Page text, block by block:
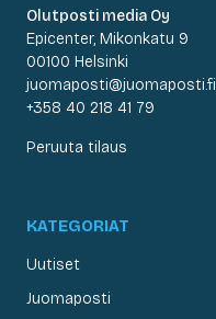
Olutposti media Oy
Epicenter, Mikonkatu 9
00100 Helsinki
juomaposti@juomaposti.fi
+358 40 218 41 79
Peruuta tilaus
KATEGORIAT
Uutiset
Juomaposti